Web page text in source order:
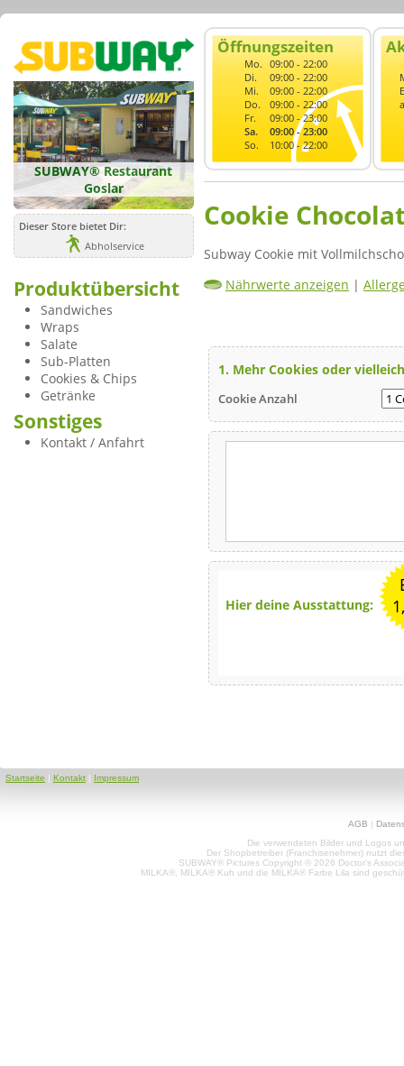
SUBWAY® Restaurant
Goslar
Dieser Store bietet Dir:
Abholservice
Produktübersicht
Sandwiches
Wraps
Salate
Sub-Platten
Cookies & Chips
Getränke
Sonstiges
Kontakt / Anfahrt
Öffnungszeiten
Mo. 09:00 - 22:00
Di.
09:00 - 22:00
Mi.
09:00 - 22:00
Do.
09:00 - 22:00
Fr.
09:00 - 23:00
Sa.
09:00 - 23:00
So.
10:00 - 22:00
Cookie
Subway Cookie mit
Nährwerte anzeigen |
1. Mehr Cookies oder
Cookie Anzahl
Hier deine Ausstattung:
Startseite | Kontakt | Impressum
AGB |
Die verwendeten Bilder und Logos
Der Shopbetreiber (Franchisenehmer) nutzt
SUBWAY® Pictures Copyright © 2026 Doctor's
MILKA®, MILKA® Kuh und die MILKA® Farbe Lila sind